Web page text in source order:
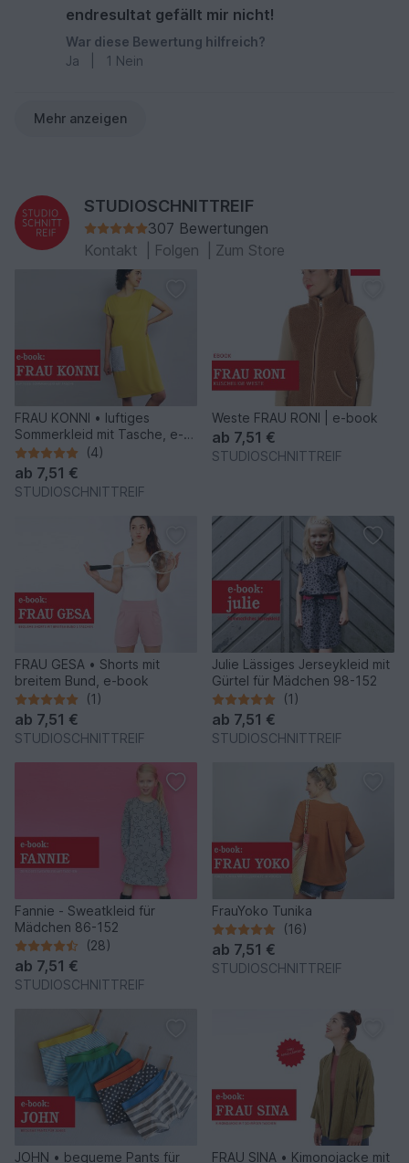
endresultat gefällt mir nicht!
War diese Bewertung hilfreich?
Ja
1 Nein
Mehr anzeigen
STUDIOSCHNITTREIF
307 Bewertungen
Kontakt
Folgen Zum Store
FRAU KONNI • luftiges
Sommerkleid mit Tasche, e-
book
(4)
ab 7,51 €
STUDIOSCHNITTREIF
Weste FRAU RONI | e-book
ab 7,51 €
STUDIOSCHNITTREIF
FRAU GESA • Shorts mit
breitem Bund, e-book
(1)
ab 7,51 €
STUDIOSCHNITTREIF
Julie Lässiges Jerseykleid mit
Gürtel für Mädchen 98-152
(1)
ab 7,51 €
STUDIOSCHNITTREIF
Fannie - Sweatkleid für
Mädchen 86-152
(28)
ab 7,51 €
STUDIOSCHNITTREIF
FrauYoko Tunika
(16)
ab 7,51 €
STUDIOSCHNITTREIF
JOHN • bequeme Pants für
FRAU SINA • Kimonojacke mit